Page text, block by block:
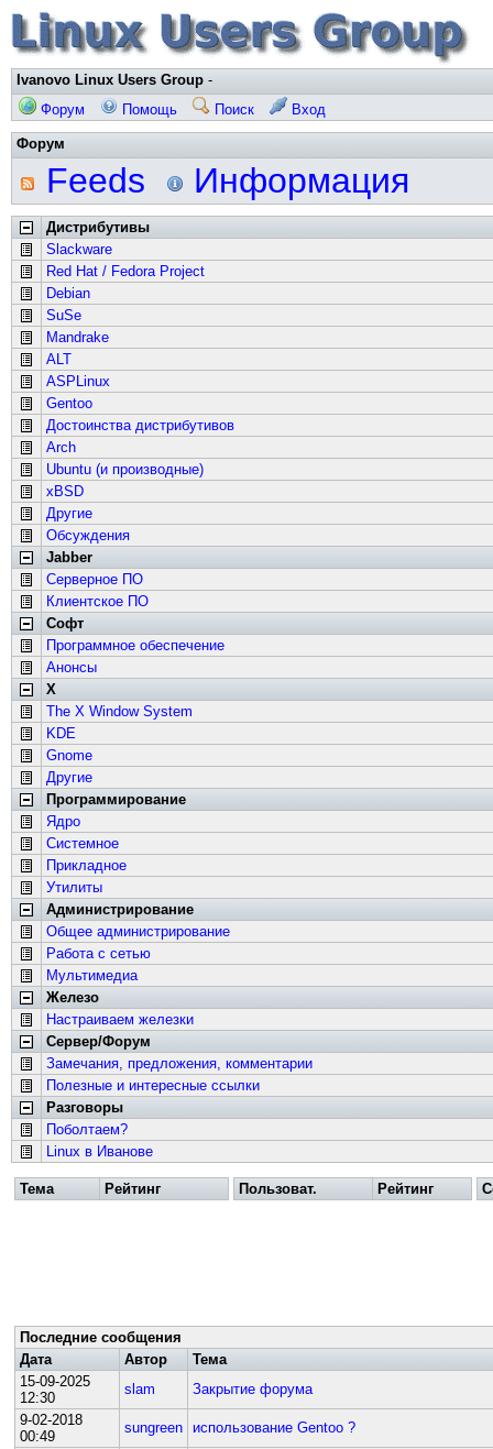
Ivanovo Linux Users Group -
Форум
Помощь Поиск Вход
Форум
Feeds Информация
Дистрибутивы
Slackware
Red Hat / Fedora Project
Debian
SuSe
Mandrake
ALT
ASPLinux
Gentoo
Достоинства дистрибутивов
Arch
Ubuntu (и производные)
xBSD
Другие
Обсуждения
Jabber
Серверное ПО
Клиентское ПО
Софт
Программное обеспечение
Анонсы
X
The X Window System
KDE
Gnome
Другие
Программирование
Ядро
Системное
Прикладное
Утилиты
Администрирование
Общее администрирование
Работа с сетью
Мультимедиа
Железо
Настраиваем железки
Сервер/Форум
Замечания, предложения, комментарии
Полезные и интересные ссылки
Разговоры
Поболтаем?
Linux в Иванове
Тема Рейтинг Пользоват. Рейтинг
Последние сообщения
Дата
Автор
Тема
15-09-2025
12:30
slam
Закрытие форума
9-02-2018
00:49
sungreen
использование Gentoo ?